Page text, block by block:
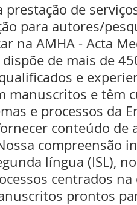
prestação de
para autores/
na AMHA - Acta
de mais de
e
manuscritos e têm
e processos da
conteúdo de
compreensão
língua (ISL),
centrados
prontos